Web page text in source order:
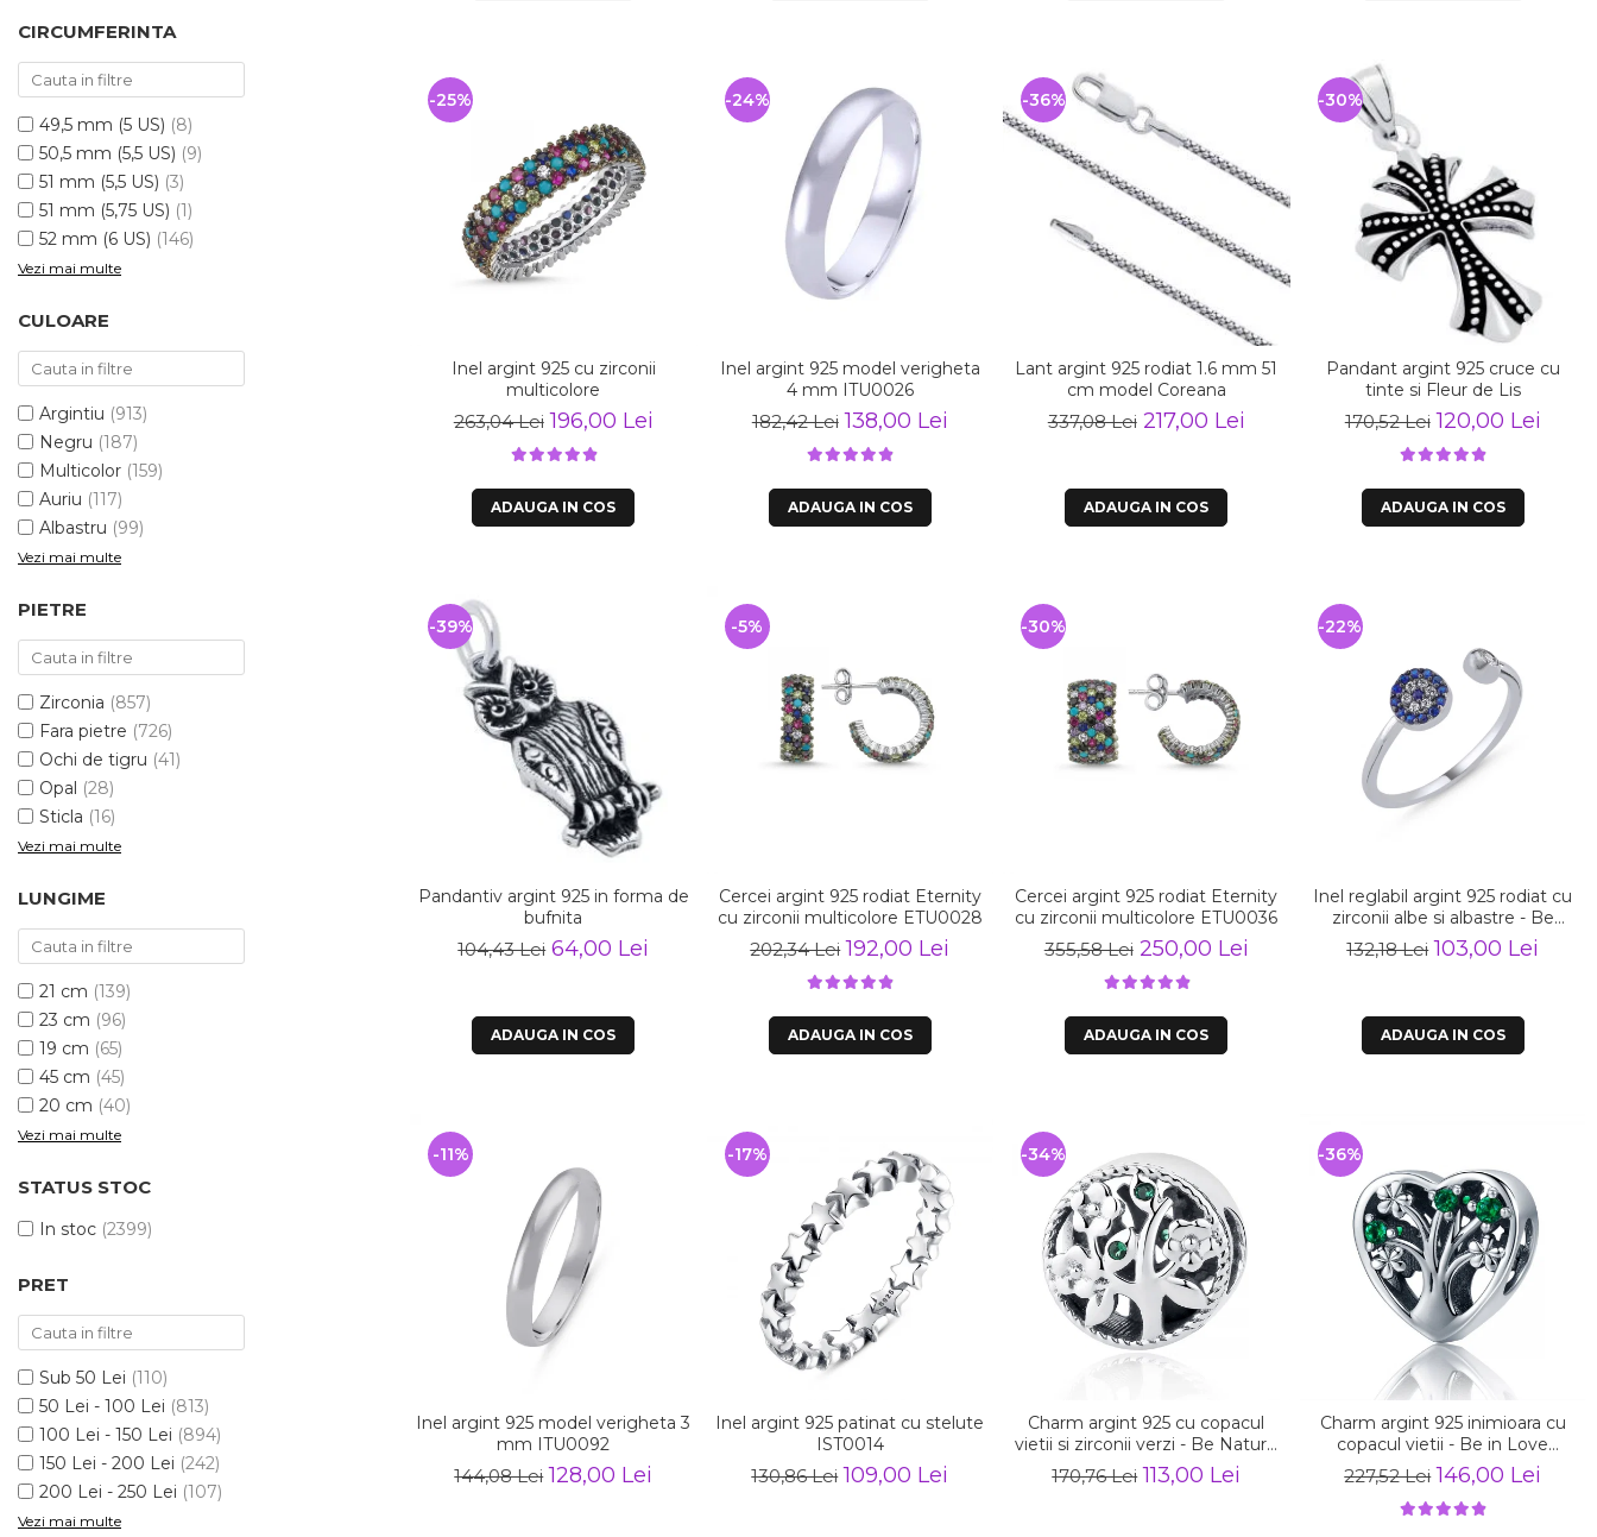
CIRCUMFERINTA
49,5 mm (5 US) (8)
50,5 mm (5,5 US) (9)
51 mm (5,5 US) (3)
51 mm (5,75 US) (1)
52 mm (6 US) (146)
Vezi mai multe
CULOARE
Argintiu (913)
Negru (187)
Multicolor (159)
Auriu (117)
Albastru (99)
Vezi mai multe
PIETRE
Zirconia (857)
Fara pietre (726)
Ochi de tigru (41)
Opal (28)
Sticla (16)
Vezi mai multe
LUNGIME
21 cm (139)
23 cm (96)
19 cm (65)
45 cm (45)
20 cm (40)
Vezi mai multe
STATUS STOC
In stoc (2399)
PRET
Sub 50 Lei (110)
50 Lei - 100 Lei (813)
100 Lei - 150 Lei (894)
150 Lei - 200 Lei (242)
200 Lei - 250 Lei (107)
Vezi mai multe
Inel argint 925 cu zirconii
multicolore
263,04 Lei 196,00 Lei
-25%
ADAUGA IN COS
Inel argint 925 model verigheta
4 mm ITU0026
182,42 Lei 138,00 Lei
-24%
ADAUGA IN COS
Lant argint 925 rodiat 1.6 mm 51
cm model Coreana
337,08 Lei 217,00 Lei
-36%
ADAUGA IN COS
Pandant argint 925 cruce cu
tinte si Fleur de Lis
170,52 Lei 120,00 Lei
-30%
ADAUGA IN COS
Pandantiv argint 925 in forma de
bufnita
104,43 Lei 64,00 Lei
-39%
ADAUGA IN COS
Cercei argint 925 rodiat Eternity
cu zirconii multicolore ETU0028
202,34 Lei 192,00 Lei
-5%
ADAUGA IN COS
Cercei argint 925 rodiat Eternity
cu zirconii multicolore ETU0036
355,58 Lei 250,00 Lei
-30%
ADAUGA IN COS
Inel reglabil argint 925 rodiat cu
zirconii albe si albastre - Be
Elegant ITU0109
132,18 Lei 103,00 Lei
-22%
ADAUGA IN COS
Inel argint 925 model verigheta 3
mm ITU0092
144,08 Lei 128,00 Lei
-11%
Inel argint 925 patinat cu stelute
IST0014
130,86 Lei 109,00 Lei
-17%
Charm argint 925 cu copacul
vietii si zirconii verzi - Be Nature
PST0059
170,76 Lei 113,00 Lei
-34%
Charm argint 925 inimioara cu
copacul vietii - Be in Love
PST0105
227,52 Lei 146,00 Lei
-36%